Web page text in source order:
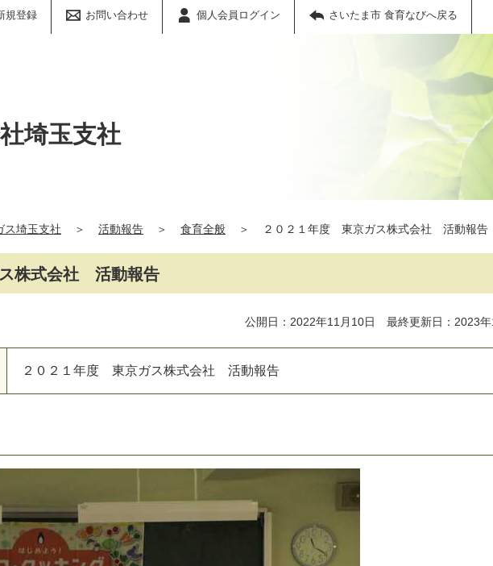
規登録 お問い合わせ 個人会員ログイン さいたま市 食育なびへ戻る
埼玉支社
ス埼玉支社 ＞ 活動報告 ＞ 食育全般 ＞ ２０２１年度 東京ガス株式会社 活動報告
株式会社 活動報告
公開日：2022年11月10日 最終更新日：2023
２ ０ ２ １ 年度 東京ガス株式会社 活動報告